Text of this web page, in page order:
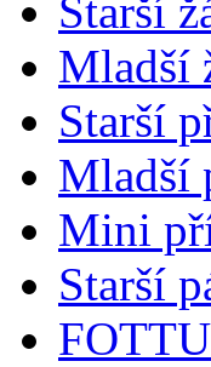
Starší
Mladší
Starší
Mladší
Mini
Starší